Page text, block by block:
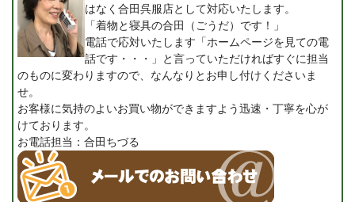
はなく合田呉服店として対応いたします。
「着物と寝具の合田（ごうだ）です！」
電話で応対いたします「ホームページを見ての電
話です・・・」と言っていただければすぐに担当
のものに変わりますので、なんなりとお申し付けくださいま
せ。
お客様に気持のよいお買い物ができますよう迅速・丁寧を心が
けております。
お電話担当：合田ちづる